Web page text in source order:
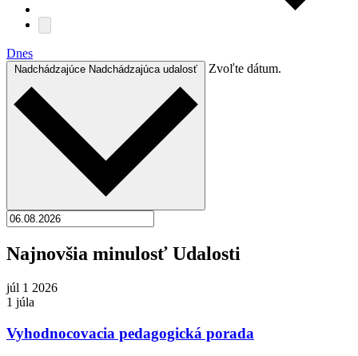
Dnes
Nadchádzajúce Nadchádzajúca udalosť Zvoľte dátum.
Najnovšia minulosť Udalosti
júl 1 2026
1 júla
Vyhodnocovacia pedagogická porada